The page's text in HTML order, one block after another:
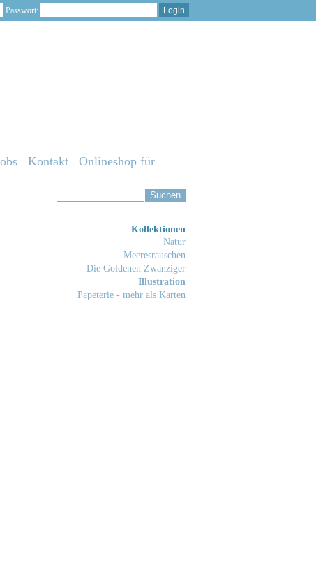
Passwort:
Kontakt
Onlineshop für
Kollektionen
Natur
Meeresrauschen
Die Goldenen Zwanziger
Illustration
Papeterie - mehr als Karten